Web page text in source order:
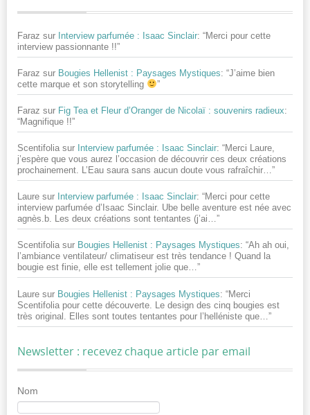
Faraz sur Interview parfumée : Isaac Sinclair: “Merci pour cette
interview passionnante !!”
Faraz sur Bougies Hellenist : Paysages Mystiques: “J’aime bien
cette marque et son storytelling
”
Faraz sur Fig Tea et Fleur d’Oranger de Nicolaï : souvenirs radieux:
“Magnifique !!”
Scentifolia sur Interview parfumée : Isaac Sinclair: “Merci Laure,
j’espère que vous aurez l’occasion de découvrir ces deux créations
prochainement. L’Eau saura sans aucun doute vous rafraîchir…”
Laure sur Interview parfumée : Isaac Sinclair: “Merci pour cette
interview parfumée d’Isaac Sinclair. Ube belle aventure est née avec
agnès.b. Les deux créations sont tentantes (j’ai…”
Scentifolia sur Bougies Hellenist : Paysages Mystiques: “Ah ah oui,
l’ambiance ventilateur/ climatiseur est très tendance ! Quand la
bougie est finie, elle est tellement jolie que…”
Laure sur Bougies Hellenist : Paysages Mystiques: “Merci
Scentifolia pour cette découverte. Le design des cinq bougies est
très original. Elles sont toutes tentantes pour l’helléniste que… ”
Newsletter : recevez chaque article par email
Nom